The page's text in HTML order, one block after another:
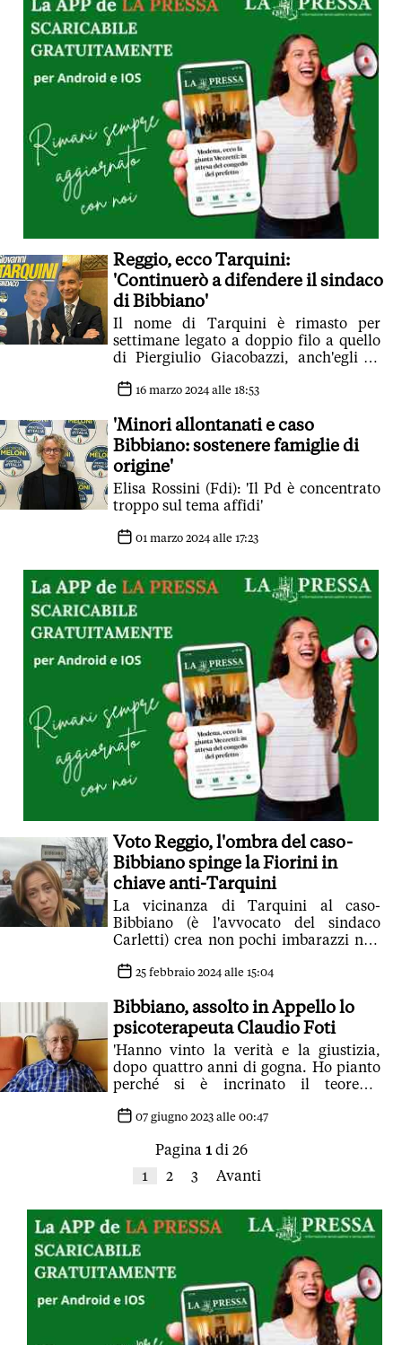
Reggio, ecco Tarquini:
'Continuerò a difendere il sindaco
di Bibbiano'
Il nome di Tarquini è rimasto per
settimane legato a doppio filo a quello
di Piergiulio Giacobazzi, anch'egli di
16 marzo 2024 alle 18:53
'Minori allontanati e caso
Bibbiano: sostenere famiglie di
origine'
Elisa Rossini (Fdi): 'Il Pd è concentrato
troppo sul tema affidi'
01 marzo 2024 alle 17:23
Voto Reggio, l'ombra del caso-
Bibbiano spinge la Fiorini in
chiave anti-Tarquini
La vicinanza di Tarquini al caso-
Bibbiano (è l'avvocato del sindaco
Carletti) crea non pochi imbarazzi non
Italia25 febbraio 2024 alle 15:04
Bibbiano, assolto in Appello lo
psicoterapeuta Claudio Foti
'Hanno vinto la verità e la giustizia,
dopo quattro anni di gogna. Ho pianto
perché si è incrinato il teorema
07 giugno 2023 alle 00:47
Pagina 1di 26
1
2 3 Avanti